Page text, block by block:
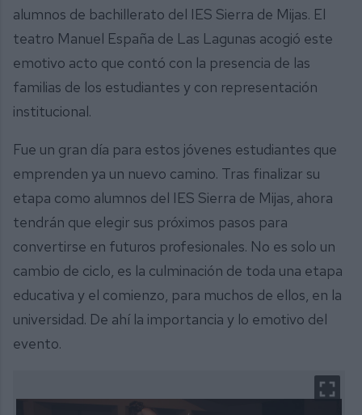
alumnos de bachillerato del IES Sierra de Mijas. El
teatro Manuel España de Las Lagunas acogió este
emotivo acto que contó con la presencia de las
familias de los estudiantes y con representación
institucional.
Fue un gran día para estos jóvenes estudiantes que
emprenden ya un nuevo camino. Tras finalizar su
etapa como alumnos del IES Sierra de Mijas, ahora
tendrán que elegir sus próximos pasos para
convertirse en futuros profesionales. No es solo un
cambio de ciclo, es la culminación de toda una etapa
educativa y el comienzo, para muchos de ellos, en la
universidad. De ahí la importancia y lo emotivo del
evento.